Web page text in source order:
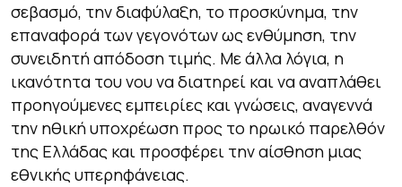
σεβασμό, την διαφύλαξη, το προσκύνημα, την
επαναφορά των γεγονότων ως ενθύμηση, την
συνειδητή απόδοση τιμής. Με άλλα λόγια, η
ικανότητα του νου να διατηρεί και να αναπλάθει
προηγούμενες εμπειρίες και γνώσεις, αναγεννά
την ηθική υποχρέωση προς το ηρωικό παρελθόν
της Ελλάδας και προσφέρει την αίσθηση μιας
εθνικής υπερηφάνειας.